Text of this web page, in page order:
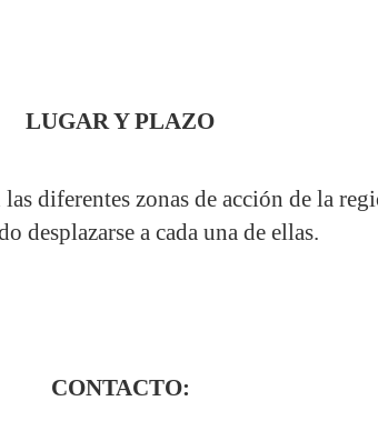
LUGARY PLAZO
diferentes zonas de acción de la
desplazarse a cada una de ellas.
CONTACTO: